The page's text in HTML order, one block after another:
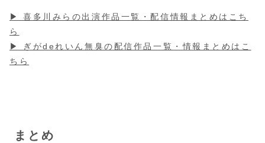
▶ 喜多川みらの出演作品一覧・配信情報まとめはこち
ら
▶ ぎがdeれいん無臭の配信作品一覧・情報まとめはこ
ちら
まとめ